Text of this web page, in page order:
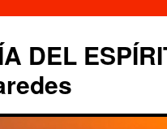
DEL